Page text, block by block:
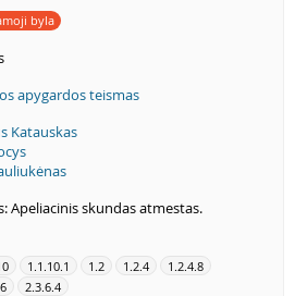
byla
apygardos teismas
Katauskas
Apeliacinis skundas atmestas.
1.1.10.1 1.2 1.2.4
1.2.4.8
2.3.6.4